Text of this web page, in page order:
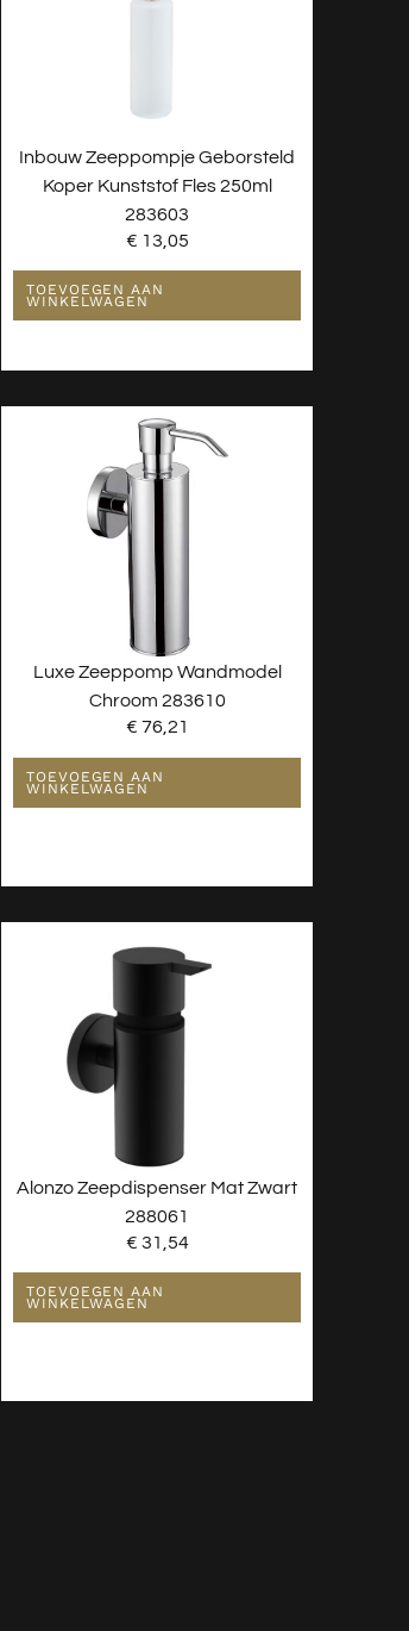
Inbouw Zeeppompje Geborsteld
Koper Kunststof Fles 250ml
283603
€ 13,05
TOEVOEGEN AAN
WINKELWAGEN
Luxe Zeeppomp Wandmodel
Chroom 283610
€ 76,21
TOEVOEGEN AAN
WINKELWAGEN
Alonzo Zeepdispenser Mat Zwart
288061
€ 31,54
TOEVOEGEN AAN
WINKELWAGEN